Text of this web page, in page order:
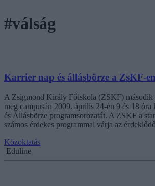
#válság
Karrier nap és állásbörze a ZsKF-en
A Zsigmond Király Főiskola (ZSKF) második
meg campusán 2009. április 24-én 9 és 18
és Állásbörze programsorozatát. A ZSKF a
számos érdekes programmal várja az
Közoktatás
Eduline